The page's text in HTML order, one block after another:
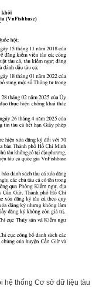
hệ thống Cơ sở dữ liệu tàu